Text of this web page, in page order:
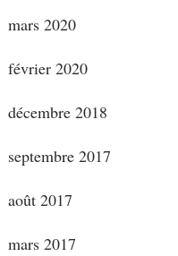
mars 2020
février 2020
décembre 2018
septembre 2017
août 2017
mars 2017